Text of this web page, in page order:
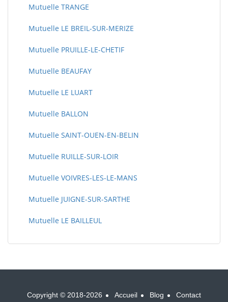
Mutuelle TRANGE
Mutuelle LE BREIL-SUR-MERIZE
Mutuelle PRUILLE-LE-CHETIF
Mutuelle BEAUFAY
Mutuelle LE LUART
Mutuelle BALLON
Mutuelle SAINT-OUEN-EN-BELIN
Mutuelle RUILLE-SUR-LOIR
Mutuelle VOIVRES-LES-LE-MANS
Mutuelle JUIGNE-SUR-SARTHE
Mutuelle LE BAILLEUL
Copyright © 2018-2026 Accueil Blog Contact